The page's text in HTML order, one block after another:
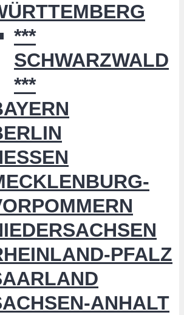
***
SCHWARZWALD
***
PFALZ
ANHALT